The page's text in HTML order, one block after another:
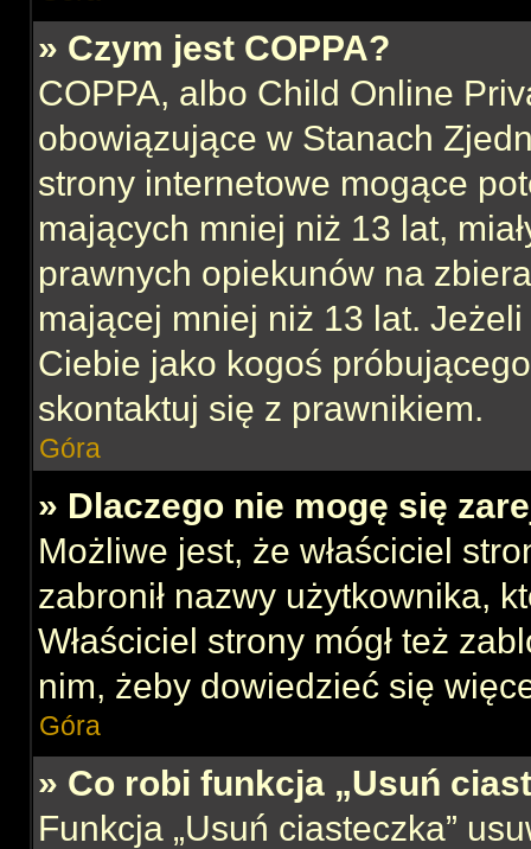
» Czym jest COPPA?
COPPA, albo Child Online
obowiązujące w Stanach
strony internetowe mogące
mających mniej niż 13 lat,
prawnych opiekunów na
mającej mniej niż 13 lat.
Ciebie jako kogoś
skontaktuj się z prawnikiem.
Góra
» Dlaczego nie mogę się
Możliwe jest, że właściciel
zabronił nazwy użytkownika,
Właściciel strony mógł też
nim, żeby dowiedzieć się
Góra
» Co robi funkcja „Usuń
Funkcja „Usuń ciasteczka”